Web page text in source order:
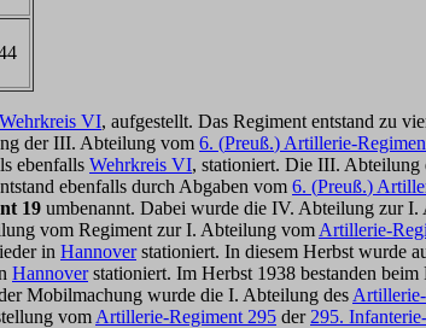
Wehrkreis VI, aufgestellt. Das Regiment entstand zu
der III. Abteilung vom 6. (Preuß.) Artillerie-
ebenfalls Wehrkreis VI, stationiert. Die III. Abteilung
ebenfalls durch Abgaben vom 6. (Preuß.)
19 umbenannt. Dabei wurde die IV. Abteilung zur
vom Regiment zur I. Abteilung vom Artillerie-
in Hannoverstationiert. In diesem Herbst wurde
Hannoverstationiert. Im Herbst 1938 bestanden
Mobilmachung wurde die I. Abteilung des
vom Artillerie-Regiment 295 der 295.